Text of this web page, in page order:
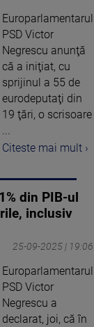
Europarlamentarul
PSD Victor
Negrescu anunţă
că a iniţiat, cu
sprijinul a 55 de
eurodeputaţi din
19 ţări, o scrisoare
...
Citeste mai mult ›
din PIB-ul
inclusiv
25-09-2025 | 19:06
Europarlamentarul
PSD Victor
Negrescu a
declarat, joi, că în